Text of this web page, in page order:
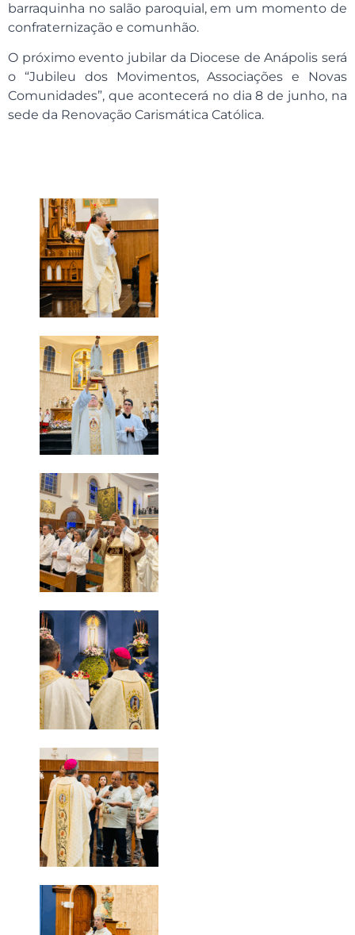
barraquinha no salão paroquial, em um momento de
confraternização e comunhão.
O próximo evento jubilar da Diocese de Anápolis será
o “Jubileu dos Movimentos, Associações e Novas
Comunidades”, que acontecerá no dia 8 de junho, na
sede da Renovação Carismática Católica.